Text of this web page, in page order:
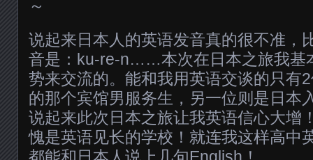
～
说起来日本人的英语发音真的很不准，
音是：ku-re-n……本次在日本之旅我基
势来交流的。能和我用英语交谈的只有
的那个宾馆男服务生，另一位则是日本
说起来此次日本之旅让我英语信心大增
愧是英语见长的学校！就连我这样高中
都能和日本人说上几句English！